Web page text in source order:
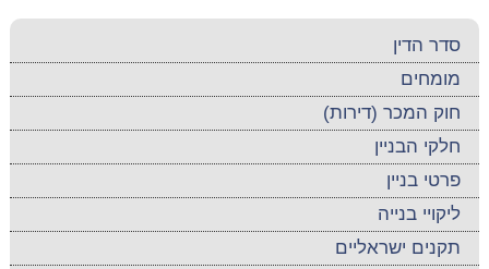
סדר הדין
מומחים
חוק המכר (דירות)
חלקי הבניין
פרטי בניין
ליקויי בנייה
תקנים ישראליים